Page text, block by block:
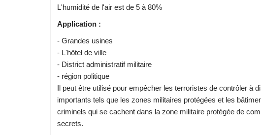
L'humidité de l'air est de 5 à 80%
Application :
- Grandes usines
- L'hôtel de ville
- District administratif militaire
- région politique
Il peut être utilisé pour empêcher les terroristes de contrôler à
importants tels que les zones militaires protégées et les
criminels qui se cachent dans la zone militaire protégée de
secrets.